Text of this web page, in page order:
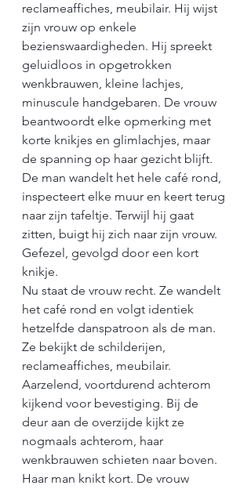
reclameaffiches, meubilair. Hij wijst
zijn vrouw op enkele
bezienswaardigheden. Hij spreekt
geluidloos in opgetrokken
wenkbrauwen, kleine lachjes,
minuscule handgebaren. De vrouw
beantwoordt elke opmerking met
korte knikjes en glimlachjes, maar
de spanning op haar gezicht blijft.
De man wandelt het hele café rond,
inspecteert elke muur en keert terug
naar zijn tafeltje. Terwijl hij gaat
zitten, buigt hij zich naar zijn vrouw.
Gefezel, gevolgd door een kort
knikje.
Nu staat de vrouw recht. Ze wandelt
het café rond en volgt identiek
hetzelfde danspatroon als de man.
Ze bekijkt de schilderijen,
reclameaffiches, meubilair.
Aarzelend, voortdurend achterom
kijkend voor bevestiging. Bij de
deur aan de overzijde kijkt ze
nogmaals achterom, haar
wenkbrauwen schieten naar boven.
Haar man knikt kort. De vrouw